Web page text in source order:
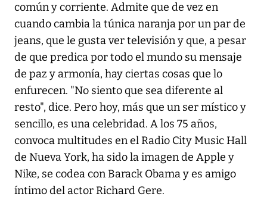
común y corriente. Admite que de vez en
cuando cambia la túnica naranja por un par de
jeans, que le gusta ver televisión y que, a pesar
de que predica por todo el mundo su mensaje
de paz y armonía, hay ciertas cosas que lo
enfurecen. "No siento que sea diferente al
resto", dice. Pero hoy, más que un ser místico y
sencillo, es una celebridad. A los 75 años,
convoca multitudes en el Radio City Music Hall
de Nueva York, ha sido la imagen de Apple y
Nike, se codea con Barack Obama y es amigo
íntimo del actor Richard Gere.